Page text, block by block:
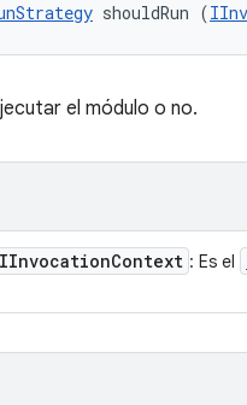
shouldRun (
el módulo o no.
IInvocationContext : Es el